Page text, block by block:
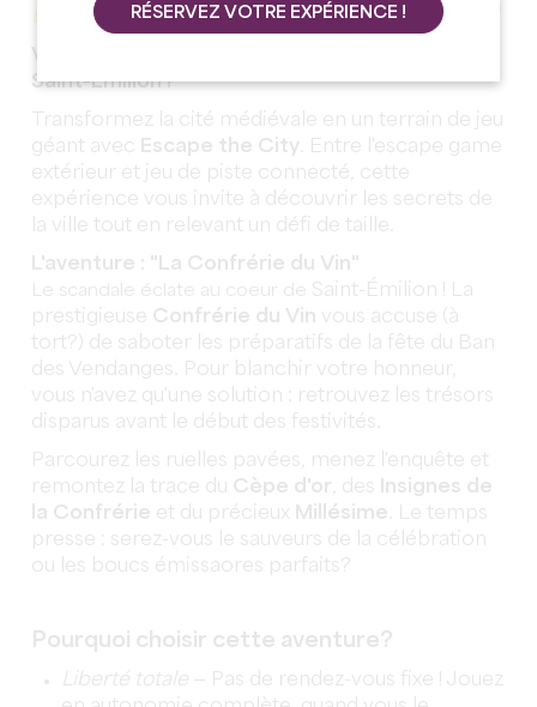
ESCAPE THE CITY - LA CONFRÉRIE DU VIN
Vivez une expérience immersive au cœur de
Saint-Émilion !
Transformez la cité médiévale en un terrain de jeu
géant avec
Escape the City . Entre l'escape game
extérieur et jeu de piste connecté, cette
expérience vous invite à découvrir les secrets de
la ville tout en relevant un défi de taille.
L'aventure : "La Confrérie du Vin"
Le scandale éclate au coeur de Saint-Émilion ! La
prestigieuse Confrérie du Vin vous accuse (à
tort?) de saboter les préparatifs de la fête du Ban
des Vendanges. Pour blanchir votre honneur,
vous n'avez qu'une solution : retrouvez les trésors
disparus avant le début des festivités.
Parcourez les ruelles pavées, menez l'enquête et
remontez la trace du Cèpe d'or , des
Insignes de
la Confrérie et du précieux Millésime . Le temps
presse : serez-vous le sauveurs de la célébration
ou les boucs émissaores parfaits?
Pourquoi choisir cette aventure?
Liberté totale — Pas de rendez-vous fixe ! Jouez
RÉSERVEZ VOTRE EXPÉRIENCE !